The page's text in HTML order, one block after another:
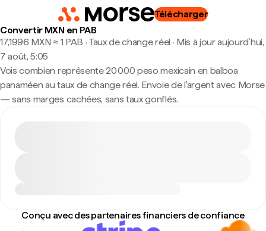
Télécharger
Convertir MXN en PAB
17,1996 MXN ≈ 1 PAB · Taux de change réel · Mis à jour aujourd’hui,
7 août, 5:05
Vois combien représente 20 000 peso mexicain en balboa
panaméen au taux de change réel. Envoie de l'argent avec Morse
— sans marges cachées, sans taux gonflés.
Conçu avec des partenaires financiers de confiance